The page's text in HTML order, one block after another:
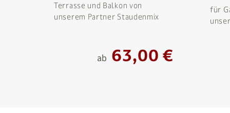
Terrasse und Balkon von
unserem Partner Staudenmix
ab 63,00 €
für